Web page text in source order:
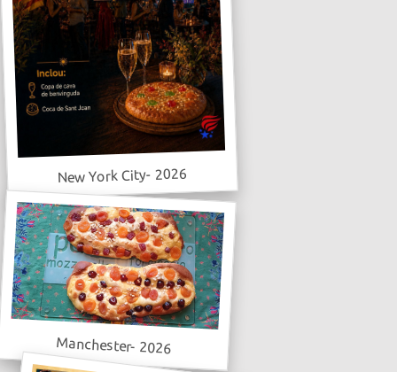
New York City- 2026
Manchester- 2026